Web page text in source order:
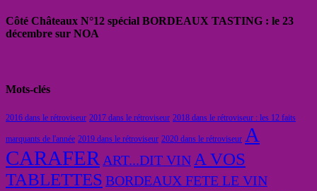
Côté Châteaux N°12 spécial BORDEAUX TASTING : le 23
décembre sur NOA
Mots-clés
2016 dans le rétroviseur 2017 dans le rétroviseur 2018 dans le rétroviseur : les 12 faits
marquants de l'année 2019 dans le rétroviseur 2020 dans le rétroviseur A
CARAFER ART...DIT VIN A VOS
TABLETTES BORDEAUX FETE LE VIN